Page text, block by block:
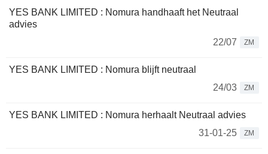
YES BANK LIMITED : Nomura handhaaft het Neutraal
advies
22/07
ZM
YES BANK LIMITED : Nomura blijft neutraal
24/03
ZM
YES BANK LIMITED : Nomura herhaalt Neutraal advies
31-01-25
ZM